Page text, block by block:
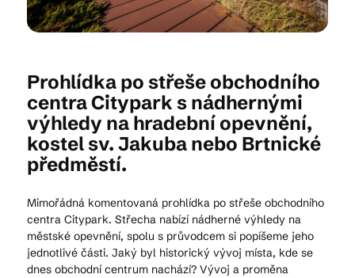
© 2026 Brána Jihlavy
Prohlídka po střeše obchodního
centra Citypark s nádhernými
výhledy na hradební opevnění,
kostel sv. Jakuba nebo Brtnické
předměstí.
Mimořádná komentovaná prohlídka po střeše obchodního
centra Citypark. Střecha nabízí nádherné výhledy na
městské opevnění, spolu s průvodcem si popíšeme jeho
jednotlivé části. Jaký byl historický vývoj místa, kde se
dnes obchodní centrum nachází? Vývoj a proměna